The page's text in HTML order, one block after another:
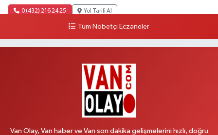
0 (432) 216 24 25 Yol Tarifi Al
Recep Tayyip Erdoğan Mahallesi, Azerbaycan Caddesi No:104 B
Yol Tarifi Al
Beyazıt Mahallesi, Zeylan Caddesi No:1 Erciş Van
Tüm Nöbetçi Eczaneler
Van Olay, Van haber ve Van son dakika gelişmelerini hızlı, doğru